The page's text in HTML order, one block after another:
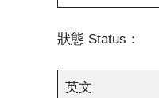
狀態 Status：
英文